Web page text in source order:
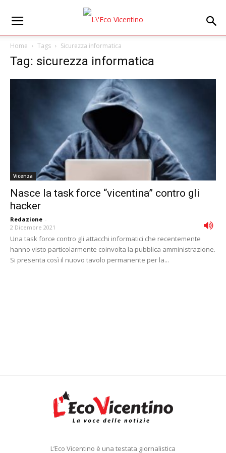
Home Tags Sicurezza informatica
Tag: sicurezza informatica
Vicenza
Nasce la task force “vicentina” contro gli
hacker
Redazione -
2 Dicembre 2021
Una task force contro gli attacchi informatici che recentemente
hanno visto particolarmente coinvolta la pubblica amministrazione.
Si presenta così il nuovo tavolo permanente per la...
L’Eco Vicentino è una testata giornalistica